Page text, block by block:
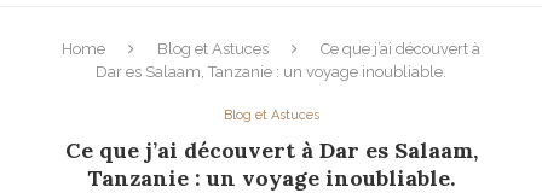
Home Blog et Astuces
Ce que j’ai découvert à
Dar es Salaam, Tanzanie : un voyage inoubliable.
Blog et Astuces
Ce que j’ai découvert à Dar es Salaam,
Tanzanie : un voyage inoubliable.